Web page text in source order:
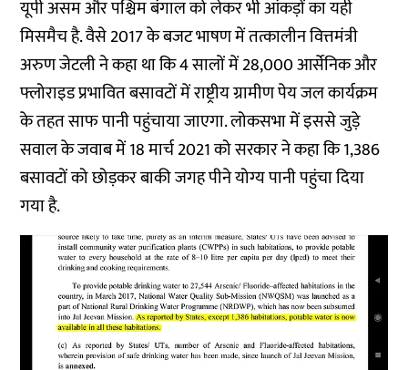
यूपी असम और पश्चिम बंगाल को लेकर भी आंकड़ों का यही
मिसमैच है. वैसे 2017 के बजट भाषण में तत्कालीन वित्तमंत्री
अरुण जेटली ने कहा था कि 4 सालों में 28,000 आर्सेनिक और
फ्लोराइड प्रभावित बसावटों में राष्ट्रीय ग्रामीण पेय जल कार्यक्रम
के तहत साफ पानी पहुंचाया जाएगा. लोकसभा में इससे जुड़े
सवाल के जवाब में 18 मार्च 2021 को सरकार ने कहा कि 1,386
बसावटों को छोड़कर बाकी जगह पीने योग्य पानी पहुंचा दिया
गया है.